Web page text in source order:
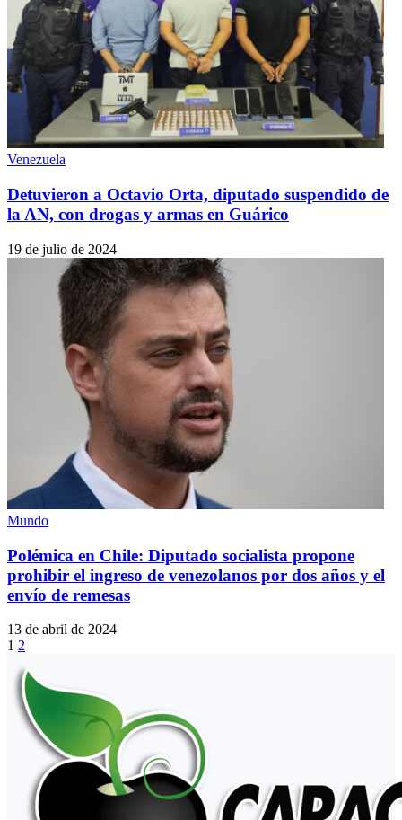
Venezuela
Detuvieron a Octavio Orta, diputado suspendido de
la AN, con drogas y armas en Guárico
19 de julio de 2024
Mundo
Polémica en Chile: Diputado socialista propone
prohibir el ingreso de venezolanos por dos años y el
envío de remesas
13 de abril de 2024
1 2